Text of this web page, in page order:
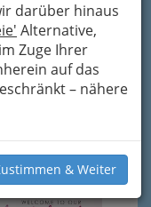
darüber hinaus
Alternative,
Zuge Ihrer
auf das
– nähere
& Weiter
Anything"-
Tanja
und
Getränken &
😉